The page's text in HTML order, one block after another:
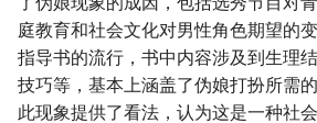
庭教育和社会文化对男性角色期望的
指导书的流行，书中内容涉及到生理
技巧等，基本上涵盖了伪娘打扮所需
此现象提供了看法，认为这是一种社